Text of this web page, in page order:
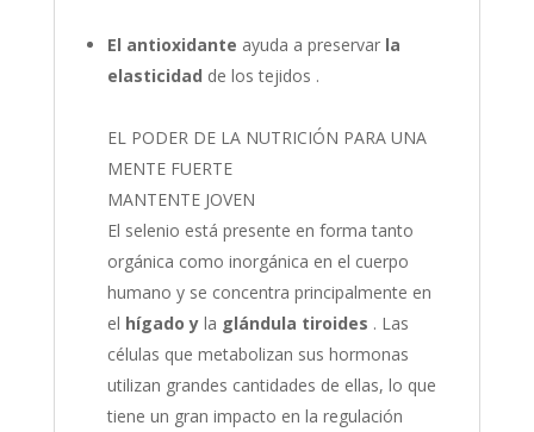
El antioxidante ayuda a preservar la
elasticidad de los tejidos .
EL PODER DE LA NUTRICIÓN PARA UNA
MENTE FUERTE
MANTENTE JOVEN
El selenio está presente en forma tanto
orgánica como inorgánica en el cuerpo
humano y se concentra principalmente en
el hígadoyla glándula tiroides . Las
células que metabolizan sus hormonas
utilizan grandes cantidades de ellas, lo que
tiene un gran impacto en la regulación